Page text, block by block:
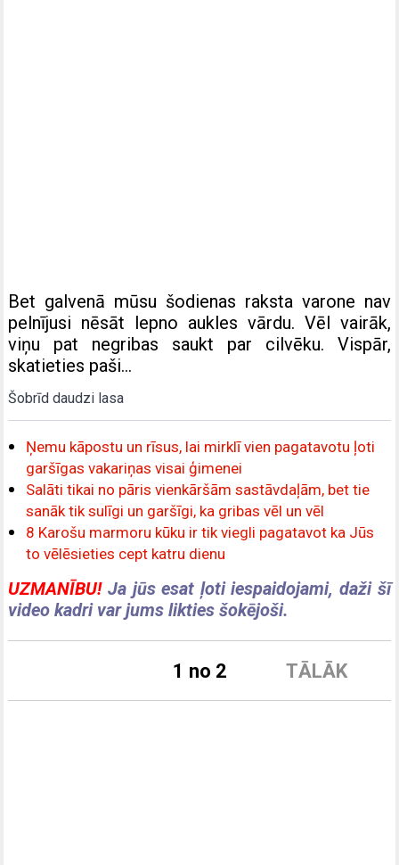
Bet galvenā mūsu šodienas raksta varone nav
pelnījusi nēsāt lepno aukles vārdu. Vēl vairāk,
viņu pat negribas saukt par cilvēku. Vispār,
skatieties paši…
Šobrīd daudzi lasa
Ņemu kāpostu un rīsus, lai mirklī vien pagatavotu ļoti
garšīgas vakariņas visai ģimenei
Salāti tikai no pāris vienkāršām sastāvdaļām, bet tie
sanāk tik sulīgi un garšīgi, ka gribas vēl un vēl
8 Karošu marmoru kūku ir tik viegli pagatavot ka Jūs
to vēlēsieties cept katru dienu
UZMANĪBU!Ja jūs esat ļoti iespaidojami, daži šī
video kadri var jums likties šokējoši.
TĀLĀK
1 no 2